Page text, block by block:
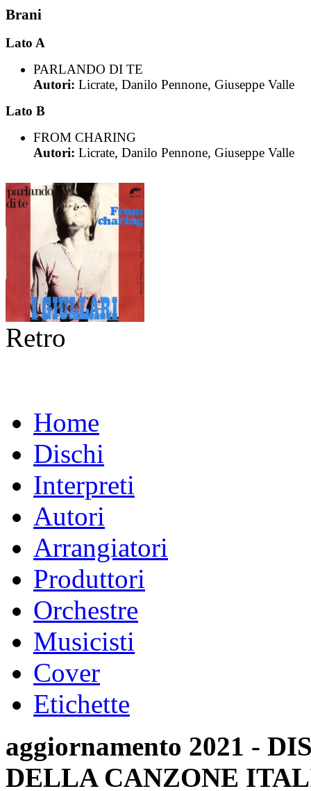
Brani
Lato A
PARLANDO DI TE
Autori: Licrate, Danilo Pennone, Giuseppe Valle
Lato B
FROM CHARING
Autori: Licrate, Danilo Pennone, Giuseppe Valle
Retro
Home
Dischi
Interpreti
Autori
Arrangiatori
Produttori
Orchestre
Musicisti
Cover
Etichette
aggiornamento 2021 -
DELLA CANZONE